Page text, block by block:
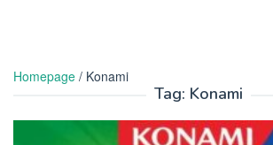
Homepage / Konami
Tag: Konami